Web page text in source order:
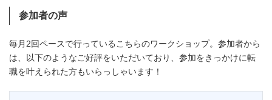
参加者の声
毎月2回ペースで行っているこちらのワークショップ。参加者から
は、以下のようなご好評をいただいており、参加をきっかけに転
職を叶えられた方もいらっしゃいます！